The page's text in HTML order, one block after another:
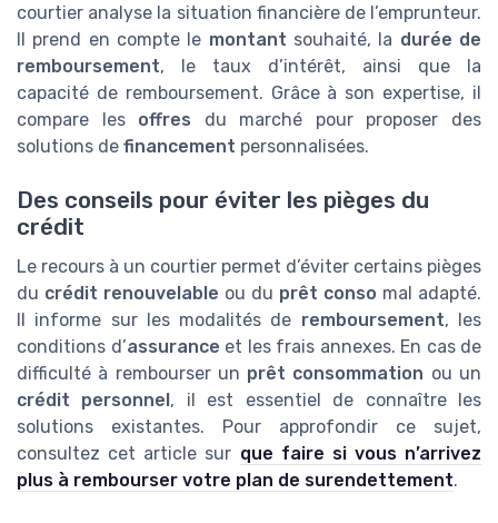
courtier analyse la situation financière de l’emprunteur.
Il prend en compte le montant souhaité, la durée de
remboursement, le taux d’intérêt, ainsi que la
capacité de remboursement. Grâce à son expertise, il
compare les offres du marché pour proposer des
solutions de financement personnalisées.
Des conseils pour éviter les pièges du
crédit
Le recours à un courtier permet d’éviter certains pièges
du crédit renouvelable ou du prêt conso mal adapté.
Il informe sur les modalités de remboursement, les
conditions d’assurance et les frais annexes. En cas de
difficulté à rembourser un prêt consommation ou un
crédit personnel, il est essentiel de connaître les
solutions existantes. Pour approfondir ce sujet,
consultez cet article sur que faire si vous n’arrivez
plus à rembourser votre plan de surendettement.